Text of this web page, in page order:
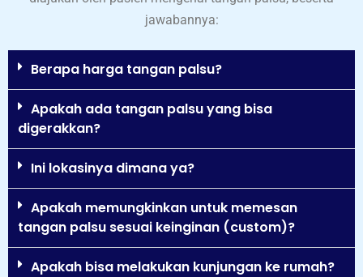
jawabannya:
Berapa harga tangan palsu?
Apakah ada tangan palsu yang bisa
digerakkan?
Ini lokasinya dimana ya?
Apakah memungkinkan untuk memesan
tangan palsu sesuai keinginan (custom)?
Apakah bisa melakukan kunjungan ke rumah?